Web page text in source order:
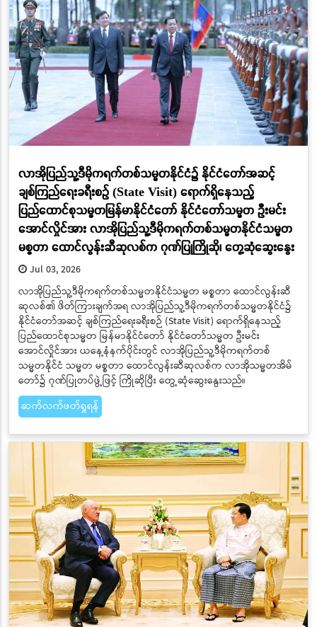
လာအိုပြည်သူ့ဒီမိုကရက်တစ်သမ္မတနိုင်ငံ၌ နိုင်ငံတော်အဆင့်
ချစ်ကြည်ရေးခရီးစဉ် (State Visit) ရောက်ရှိနေသည့်
ပြည်ထောင်စုသမ္မတမြန်မာနိုင်ငံတော် နိုင်ငံတော်သမ္မတ ဦးမင်း
အောင်လှိုင်အား လာအိုပြည်သူ့ဒီမိုကရက်တစ်သမ္မတနိုင်ငံသမ္မတ
မစ္စတာ ထောင်လွန်းဆီဆုလစ်က ဂုဏ်ပြုကြိုဆို၊ တွေ့ဆုံဆွေးနွေး
Jul 03, 2026
လာအိုပြည်သူ့ဒီမိုကရက်တစ်သမ္မတနိုင်ငံသမ္မတ မစ္စတာ ထောင်လွန်းဆီ
ဆုလစ်၏ ဖိတ်ကြားချက်အရ လာအိုပြည်သူ့ဒီမိုကရက်တစ်သမ္မတနိုင်ငံ၌
နိုင်ငံတော်အဆင့် ချစ်ကြည်ရေးခရီးစဉ် (State Visit) ရောက်ရှိနေသည့်
ပြည်ထောင်စုသမ္မတ မြန်မာနိုင်ငံတော် နိုင်ငံတော်သမ္မတ ဦးမင်း
အောင်လှိုင်အား ယနေ့နံနက်ပိုင်းတွင် လာအိုပြည်သူ့ဒီမိုကရက်တစ်
သမ္မတနိုင်ငံ သမ္မတ မစ္စတာ ထောင်လွန်းဆီဆုလစ်က လာအိုသမ္မတအိမ်
တော်၌ ဂုဏ်ပြုတပ်ဖွဲ့ဖြင့် ကြိုဆိုပြီး တွေ့ဆုံဆွေးနွေးသည်။
ဆက်လက်ဖတ်ရှုရန်